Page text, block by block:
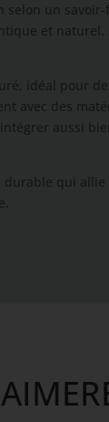
un
et naturel.
idéal pour
avec des
aussi
qui